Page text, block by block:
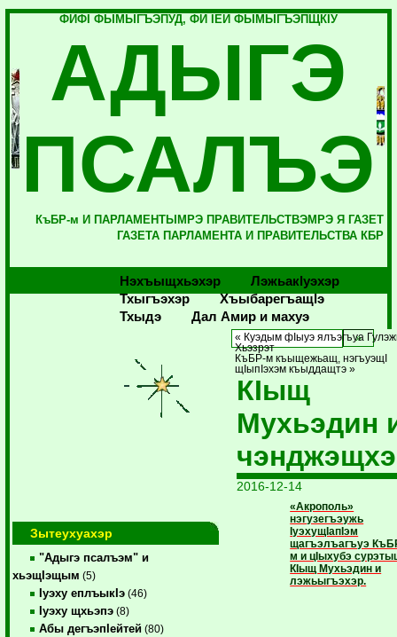
ФИФI ФЫМЫГЪЭПУД, ФИ IЕЙ ФЫМЫГЪЭПЩКIУ
АДЫГЭ
ПСАЛЪЭ
КъБР-м И ПАРЛАМЕНТЫМРЭ ПРАВИТЕЛЬСТВЭМРЭ Я ГАЗЕТ
ГАЗЕТА ПАРЛАМЕНТА И ПРАВИТЕЛЬСТВА КБР
Нэхъыщхьэхэр
Лэжьакlуэхэр
Тхыгъэхэр
Хъыбарегъащlэ
Тхыдэ
Дал Амир и махуэ
Зытеухуахэр
"Адыгэ псалъэм" и
хьэщIэщым (5)
Iуэху еплъыкIэ (46)
Iуэху щхьэпэ (8)
Абы дегъэпIейтей (80)
« Куэдым фIыуэ ялъэгъуа
Хьэзрэт
КъБР-м къыщежьащ, нэгъуэщI
щIыпIэхэм къыддащтэ »
КIыщ
Мухьэдин
2016-12-14
«Акрополь»
нэгузегъэужь
IуэхущIапIэм
щагъэлъагъуэ
м и цIыхубэ
КIыщ Мухьэдин и
лэжьыгъэхэр.